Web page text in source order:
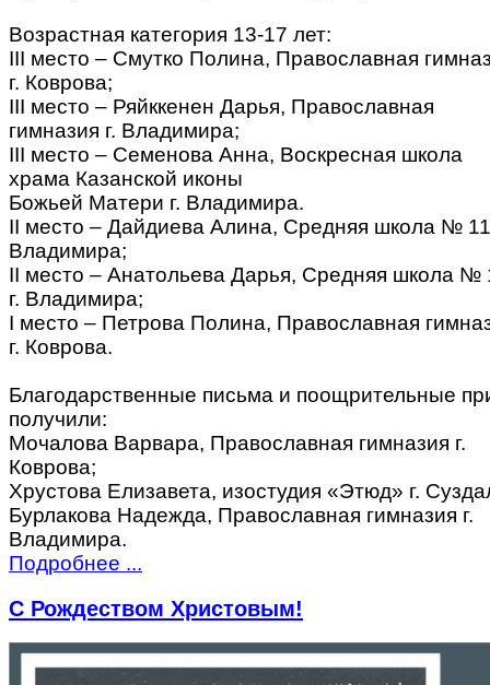
Возрастная категория 13-17 лет:
III место – Смутко Полина, Православная
г. Коврова;
III место – Ряйккенен Дарья, Православная
гимназия г. Владимира;
III место – Семенова Анна, Воскресная школа
храма Казанской иконы
Божьей Матери г. Владимира.
II место – Дайдиева Алина, Средняя школа №
Владимира;
II место – Анатольева Дарья, Средняя школа №
г. Владимира;
I место – Петрова Полина, Православная
г. Коврова.
Благодарственные письма и поощрительные
получили:
Мочалова Варвара, Православная гимназия г.
Коврова;
Хрустова Елизавета, изостудия «Этюд» г.
Бурлакова Надежда, Православная гимназия г.
Владимира.
Подробнее ...
С Рождеством Христовым!